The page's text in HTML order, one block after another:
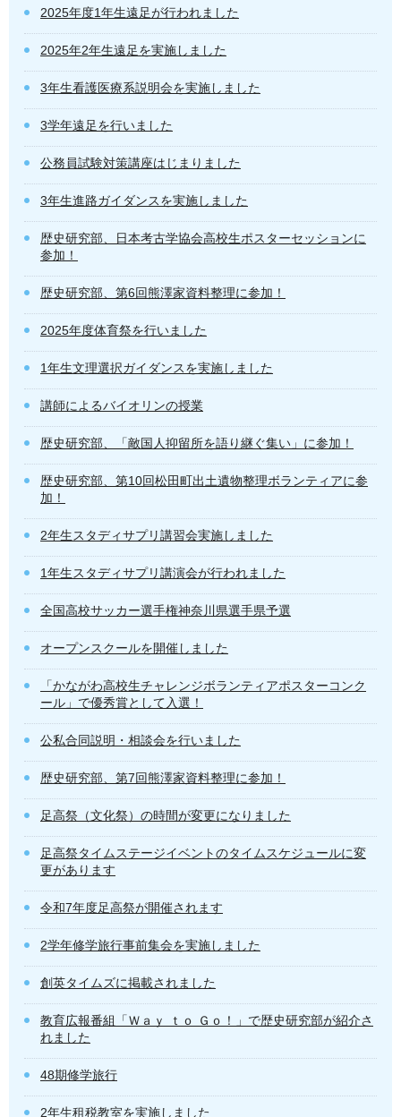
2025年度1年生遠足が行われました
2025年2年生遠足を実施しました
3年生看護医療系説明会を実施しました
3学年遠足を行いました
公務員試験対策講座はじまりました
3年生進路ガイダンスを実施しました
歴史研究部、日本考古学協会高校生ポスターセッションに
参加！
歴史研究部、第6回熊澤家資料整理に参加！
2025年度体育祭を行いました
1年生文理選択ガイダンスを実施しました
講師によるバイオリンの授業
歴史研究部、「敵国人抑留所を語り継ぐ集い」に参加！
歴史研究部、第10回松田町出土遺物整理ボランティアに参
加！
2年生スタディサプリ講習会実施しました
1年生スタディサプリ講演会が行われました
全国高校サッカー選手権神奈川県選手県予選
オープンスクールを開催しました
「かながわ高校生チャレンジボランティアポスターコンク
ール」で優秀賞として入選！
公私合同説明・相談会を行いました
歴史研究部、第7回熊澤家資料整理に参加！
足高祭（文化祭）の時間が変更になりました
足高祭タイムステージイベントのタイムスケジュールに変
更があります
令和7年度足高祭が開催されます
2学年修学旅行事前集会を実施しました
創英タイムズに掲載されました
教育広報番組「Ｗａｙ ｔｏ Ｇｏ！」で歴史研究部が紹介さ
れました
48期修学旅行
2年生租税教室を実施しました